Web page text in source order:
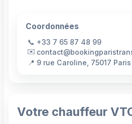
Coordonnées
📞 +33 7 65 87 48 99
✉️
📍 9 rue Caroline, 75017 Paris
Votre chauffeur